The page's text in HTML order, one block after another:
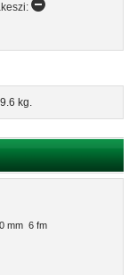
kg.
mm 6 fm